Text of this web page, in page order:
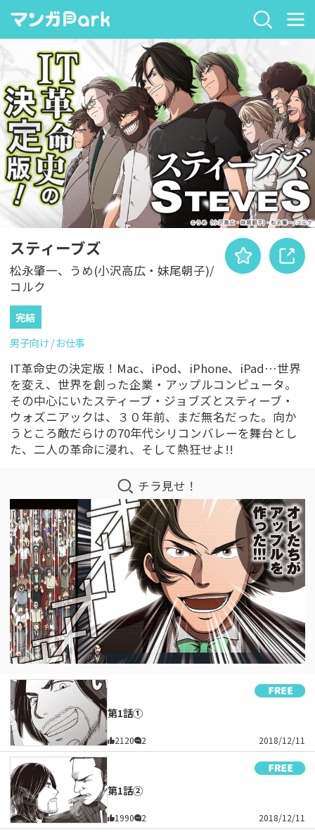
スティーブズ
松永肇一、うめ(小沢高広・妹尾朝子)/
コルク
完結
男子向け お仕事
IT革命史の決定版！Mac、iPod、iPhone、iPad…世界
を変え、世界を創った企業・アップルコンピュータ。
その中心にいたスティーブ・ジョブズとスティーブ・
ウォズニアックは、３０年前、まだ無名だった。向か
うところ敵だらけの70年代シリコンバレーを舞台とし
た、二人の革命に浸れ、そして熱狂せよ!!
チラ見せ！
第1話①
2120 2 2018/12/11
第1話②
1990 2 2018/12/11